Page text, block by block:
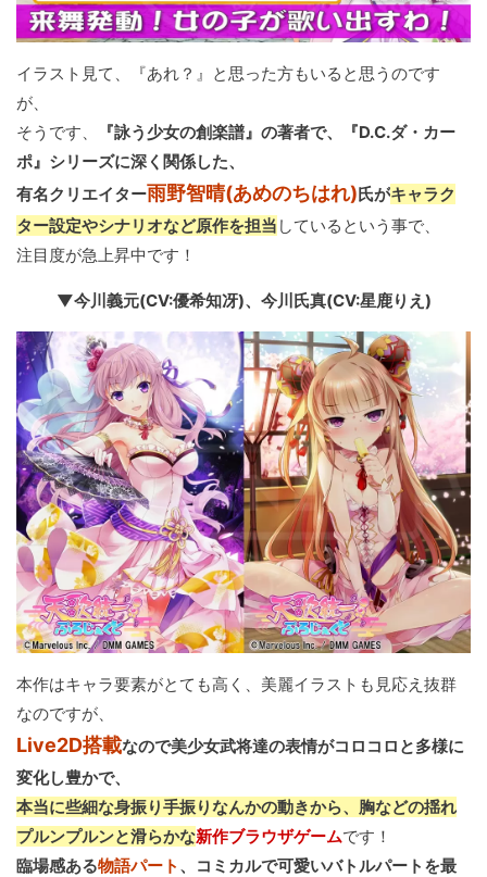
イラスト見て、『あれ？』と思った方もいると思うのです
が、
そうです、
『詠う少女の創楽譜』の著者で、『D.C.ダ・カー
ポ』シリーズに深く関係した、
有名クリエイター雨野智晴(あめのちはれ)氏がキャラク
ター設定やシナリオなど原作を担当 しているという事で、
注目度が急上昇中です！
▼今川義元(CV:優希知冴)、今川氏真(CV:星鹿りえ)
本作はキャラ要素がとても高く、美麗イラストも見応え抜群
なのですが、
Live2D搭載なので美少女武将達の表情がコロコロと多様に
変化し豊かで、
本当に些細な身振り手振りなんかの動きから、胸などの揺れ
プルンプルンと滑らかな新作ブラウザゲームです！
臨場感ある物語パート 、コミカルで可愛いバトルパート を最